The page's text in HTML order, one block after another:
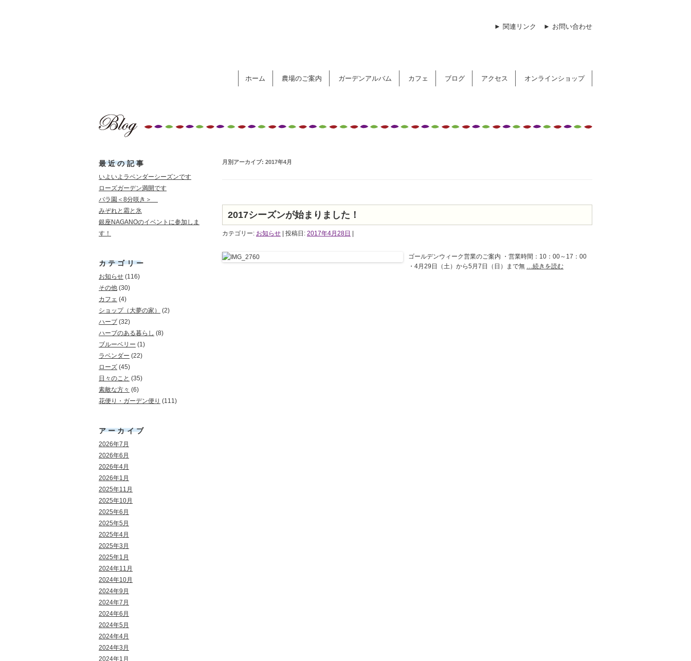
ブログ
► 関連リンク ► お問い合わせ
ホーム 農場のご案内 ガーデンアルバム カフェ ブログ アクセス オンラインショップ
月別アーカイブ: 2017年4月
2017シーズンが始まりました！
カテゴリー: お知らせ | 投稿日: 2017年4月28日
ゴールデンウィーク営業のご案内 ・営業時間：10：00～17：00
・4月29日（土）から5月7日（日）まで無 …続きを読む
最近の記事
いよいよラベンダーシーズンです
ローズガーデン満開です
バラ園＜8分咲き＞
みぞれと霜と氷
銀座NAGANOのイベントに参加しま
す！
カテゴリー
お知らせ (116)
その他 (30)
カフェ (4)
ショップ（大夢の家）
(2)
ハーブ (32)
ハーブのある暮らし (8)
ブルーベリー (1)
ラベンダー (22)
ローズ (45)
日々のこと (35)
素敵な方々 (6)
花便り・ガーデン便り (111)
アーカイブ
2026年7月
2026年6月
2026年4月
2026年1月
2025年11月
2025年10月
2025年6月
2025年5月
2025年4月
2025年3月
2025年1月
2024年11月
2024年10月
2024年9月
2024年7月
2024年6月
2024年5月
2024年4月
2024年3月
2024年1月